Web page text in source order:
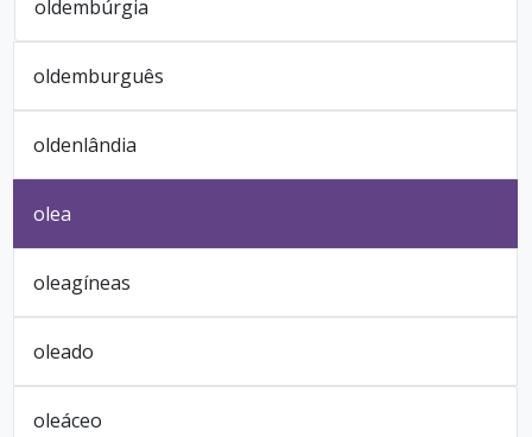
oldembúrgia
oldemburguês
oldenlândia
olea
oleagíneas
oleado
oleáceo